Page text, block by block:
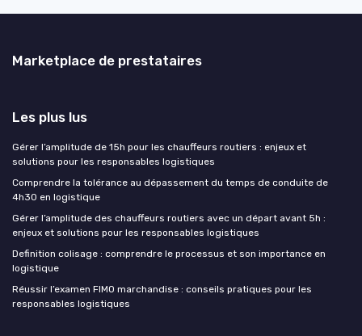
Marketplace de prestataires
Les plus lus
Gérer l’amplitude de 15h pour les chauffeurs routiers : enjeux et
solutions pour les responsables logistiques
Comprendre la tolérance au dépassement du temps de conduite de
4h30 en logistique
Gérer l’amplitude des chauffeurs routiers avec un départ avant 5h :
enjeux et solutions pour les responsables logistiques
Definition colisage : comprendre le processus et son importance en
logistique
Réussir l’examen FIMO marchandise : conseils pratiques pour les
responsables logistiques